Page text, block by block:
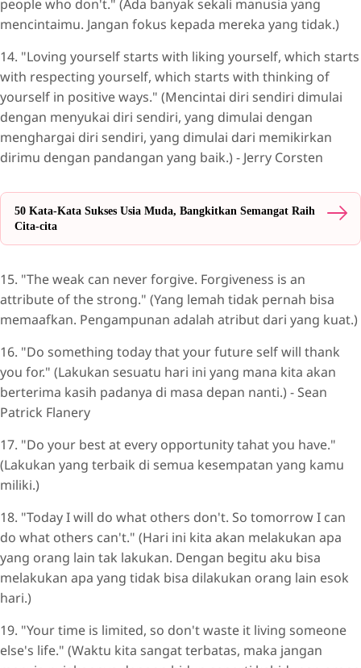
people who don't." (Ada banyak sekali manusia yang
mencintaimu. Jangan fokus kepada mereka yang tidak.)
14. "Loving yourself starts with liking yourself, which starts
with respecting yourself, which starts with thinking of
yourself in positive ways." (Mencintai diri sendiri dimulai
dengan menyukai diri sendiri, yang dimulai dengan
menghargai diri sendiri, yang dimulai dari memikirkan
dirimu dengan pandangan yang baik.) - Jerry Corsten
50 Kata-Kata Sukses Usia Muda, Bangkitkan Semangat Raih
Cita-cita
15. "The weak can never forgive. Forgiveness is an
attribute of the strong." (Yang lemah tidak pernah bisa
memaafkan. Pengampunan adalah atribut dari yang kuat.)
16. "Do something today that your future self will thank
you for." (Lakukan sesuatu hari ini yang mana kita akan
berterima kasih padanya di masa depan nanti.) - Sean
Patrick Flanery
17. "Do your best at every opportunity tahat you have."
(Lakukan yang terbaik di semua kesempatan yang kamu
miliki.)
18. "Today I will do what others don't. So tomorrow I can
do what others can't." (Hari ini kita akan melakukan apa
yang orang lain tak lakukan. Dengan begitu aku bisa
melakukan apa yang tidak bisa dilakukan orang lain esok
hari.)
19. "Your time is limited, so don't waste it living someone
else's life." (Waktu kita sangat terbatas, maka jangan